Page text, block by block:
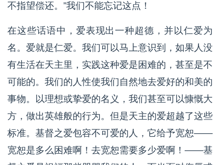
不指望偿还。”我们不能忘记这点！
在这些话语中，爱表现出一种超德，并以仁爱为
名。爱就是仁爱。我们可以马上意识到，如果人没
有生活在天主里，实践这种爱是困难的，甚至是不
可能的。我们的人性使我们自然地去爱好的和美的
事物。以理想或挚爱的名义，我们甚至可以慷慨大
方，做出英雄般的行为。但是天主的爱超越了这些
标准。基督之爱包容不可爱的人，它给予宽恕——
宽恕是多么困难啊！去宽恕需要多少爱啊！——基